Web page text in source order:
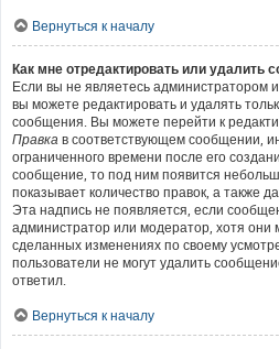
Вернуться к началу
Как мне отредактировать или удалить
Если вы не являетесь администратором
вы можете редактировать и удалять
сообщения. Вы можете перейти к
Правка в соответствующем сообщении,
ограниченного времени после его
сообщение, то под ним появится
показывает количество правок, а также
Эта надпись не появляется, если
администратор или модератор, хотя они
сделанных изменениях по своему
пользователи не могут удалить
ответил.
Вернуться к началу